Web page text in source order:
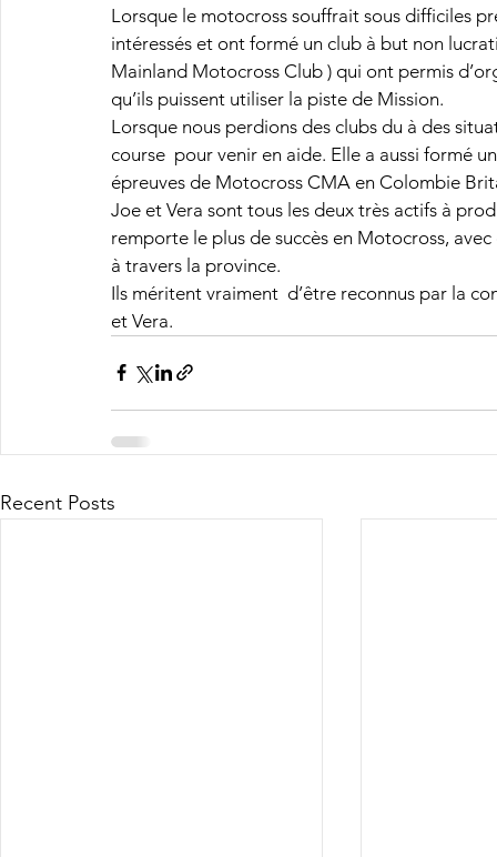
Lorsque le motocross souffrait sous difficiles
intéressés et ont formé un club à but non
Mainland Motocross Club ) qui ont permis
qu’ils puissent utiliser la piste de Mission.
Lorsque nous perdions des clubs du à des
course  pour venir en aide. Elle a aussi formé
épreuves de Motocross CMA en Colombie
Joe et Vera sont tous les deux très actifs à
remporte le plus de succès en Motocross,
à travers la province.
Ils méritent vraiment  d’être reconnus par la
et Vera.
Recent Posts